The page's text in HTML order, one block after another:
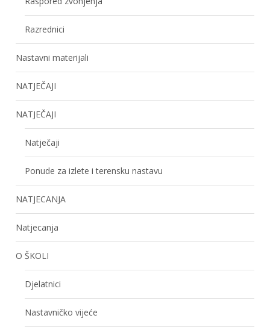
Razrednici
Nastavni materijali
NATJEČAJI
NATJEČAJI
Natječaji
Ponude za izlete i terensku nastavu
NATJECANJA
Natjecanja
O ŠKOLI
Djelatnici
Nastavničko vijeće